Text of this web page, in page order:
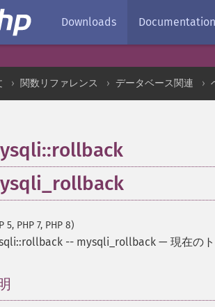
Downloads Documentation
関数リファレンス データベース関連
5, PHP 7, PHP 8)
-- mysqli_rollback — 現在の